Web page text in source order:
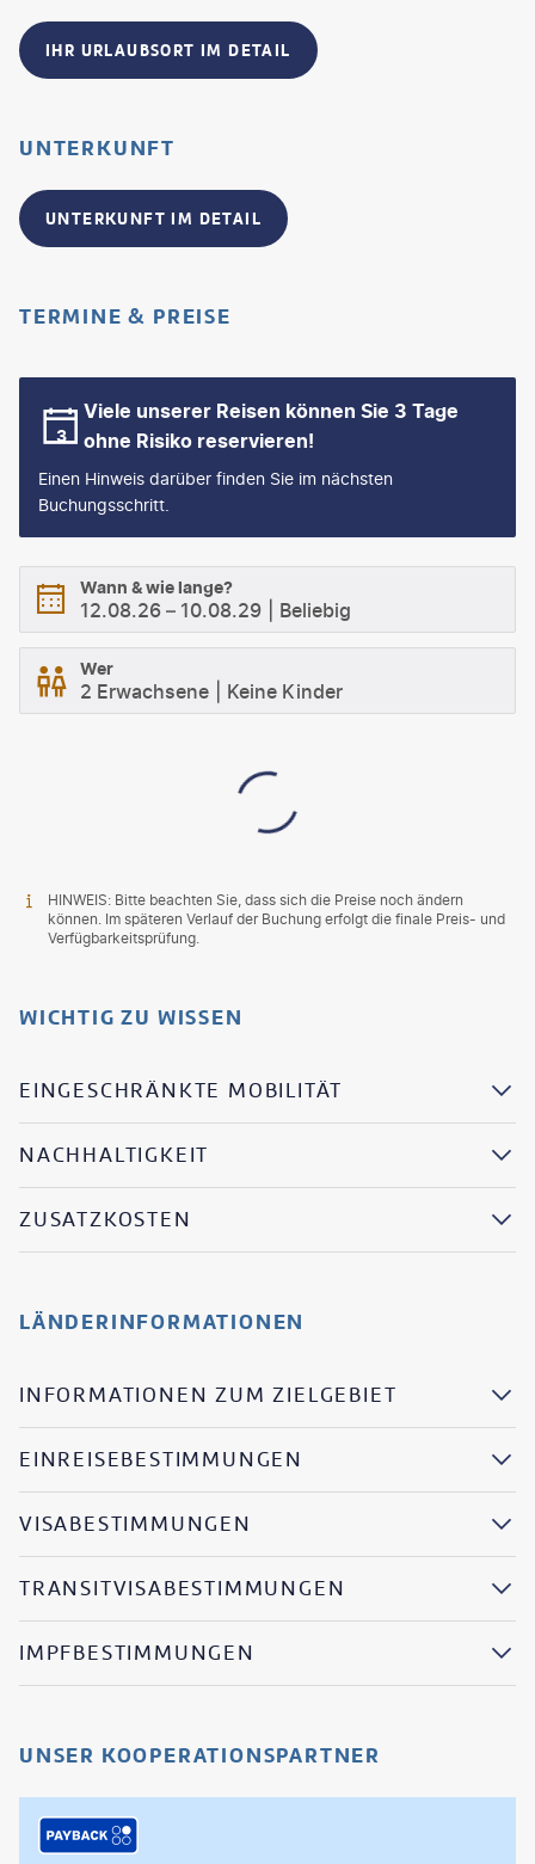
IHR URLAUBSORT IM DETAIL
UNTERKUNFT
UNTERKUNFT IM DETAIL
TERMINE & PREISE
Viele unserer Reisen können Sie 3 Tage
ohne Risiko reservieren!
Einen Hinweis darüber finden Sie im nächsten
Buchungsschritt.
Wann & wie lange?
12.08.26 – 10.08.29 Beliebig
Wer
2 Erwachsene Keine Kinder
HINWEIS: Bitte beachten Sie, dass sich die Preise noch ändern
können. Im späteren Verlauf der Buchung erfolgt die finale Preis- und
Verfügbarkeitsprüfung.
WICHTIG ZU WISSEN
EINGESCHRÄNKTE MOBILITÄT
NACHHALTIGKEIT
ZUSATZKOSTEN
LÄNDERINFORMATIONEN
INFORMATIONEN ZUM ZIELGEBIET
EINREISEBESTIMMUNGEN
VISABESTIMMUNGEN
TRANSITVISABESTIMMUNGEN
IMPFBESTIMMUNGEN
UNSER KOOPERATIONSPARTNER